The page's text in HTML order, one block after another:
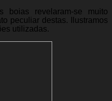
boias revelaram-se muito
peculiar destas. Ilustramos
utilizadas.